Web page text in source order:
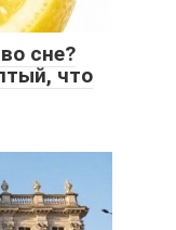
сне?
что